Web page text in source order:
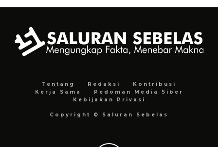
Tentang Redaksi
Kontribusi
Kerja Sama
Pedoman Media Siber
Kebijakan Privasi
Copyright © Saluran Sebelas